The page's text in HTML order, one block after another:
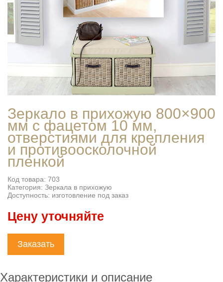
Зеркало в прихожую 800×900
мм с фацетом 10 мм,
отверстиями для крепления
и противоосколочной
пленкой
Код товара: 703
Категория: Зеркала в прихожую
Доступность: изготовление под заказ
Цену уточняйте
Заказать
Характеристики и описание